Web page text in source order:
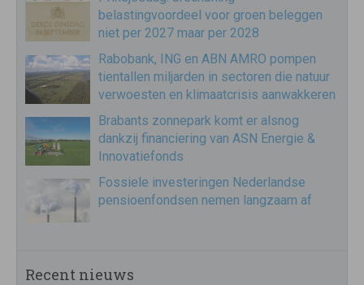
belastingvoordeel voor groen beleggen
niet per 2027 maar per 2028
Rabobank, ING en ABN AMRO pompen
tientallen miljarden in sectoren die natuur
verwoesten en klimaatcrisis aanwakkeren
Brabants zonnepark komt er alsnog
dankzij financiering van ASN Energie &
Innovatiefonds
Fossiele investeringen Nederlandse
pensioenfondsen nemen langzaam af
Recent nieuws